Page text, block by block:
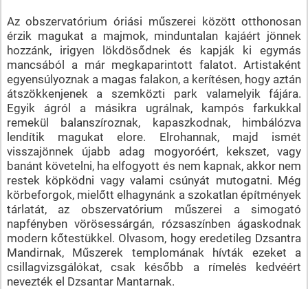
Az obszervatórium óriási műszerei között otthonosan
érzik magukat a majmok, minduntalan kajáért jönnek
hozzánk, irigyen lökdösődnek és kapják ki egymás
mancsából a már megkaparintott falatot. Artistaként
egyensúlyoznak a magas falakon, a kerítésen, hogy aztán
átszökkenjenek a szemközti park valamelyik fájára.
Egyik ágról a másikra ugrálnak, kampós farkukkal
remekül balanszíroznak, kapaszkodnak, himbálózva
lendítik magukat elore. Elrohannak, majd ismét
visszajönnek újabb adag mogyoróért, kekszet, vagy
banánt követelni, ha elfogyott és nem kapnak, akkor nem
restek köpködni vagy valami csúnyát mutogatni. Még
körbeforgok, mielőtt elhagynánk a szokatlan építmények
tárlatát, az obszervatórium műszerei a simogató
napfényben vörösessárgán, rózsaszínben ágaskodnak
modern kőtestükkel. Olvasom, hogy eredetileg Dzsantra
Mandirnak, Műszerek templomának hívták ezeket a
csillagvizsgálókat, csak később a rímelés kedvéért
nevezték el Dzsantar Mantarnak.